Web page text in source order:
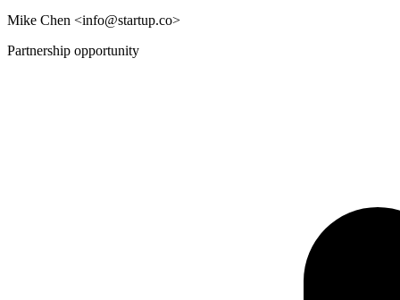
Mike Chen <info@startup.co>
Partnership opportunity